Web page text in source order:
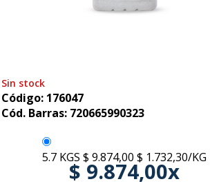
Sin stock
Código: 176047
Cód. Barras: 720665990323
5.7 KGS $ 9.874,00 $ 1.732,30/KG
$ 9.874,00x